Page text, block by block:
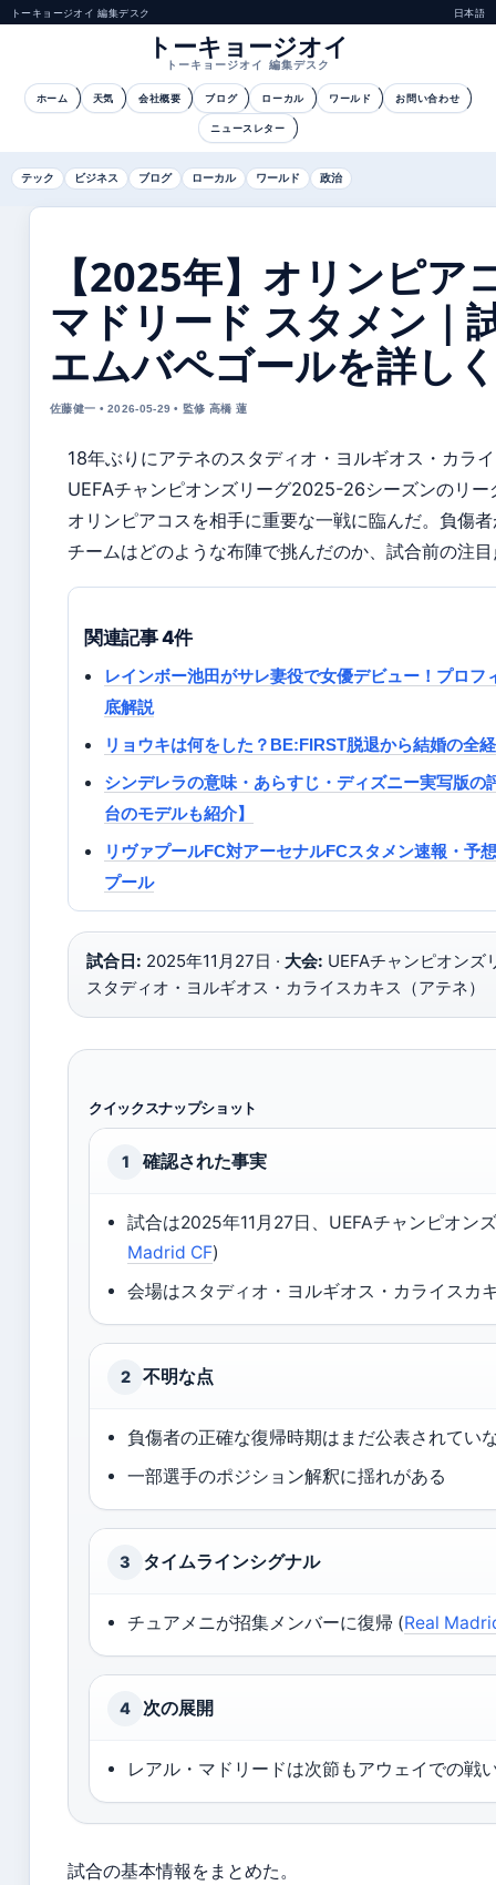
トーキョージオイ 編集デスク 日本語
トーキョージオイ
トーキョージオイ 編集デスク
ホーム 天気 会社概要 ブログ ローカル ワールド お問い合わせ
ニュースレター
テック ビジネス ブログ ローカル ワールド 政治
【2025年】オリンピア
マドリード スタメン｜
エムバペゴールを詳し
佐藤健一 • 2026-05-29 • 監修 高橋 蓮
18年ぶりにアテネのスタディオ・ヨルギオス・カラ
UEFAチャンピオンズリーグ2025-26シーズンのリー
オリンピアコスを相手に重要な一戦に臨んだ。負傷
チームはどのような布陣で挑んだのか、試合前の注
関連記事 4件
レインボー池田がサレ妻役で女優デビュー！プロ
底解説
リョウキは何をした？BE:FIRST脱退から結婚の全
シンデレラの意味・あらすじ・ディズニー実写版
台のモデルも紹介】
リヴァプールFC対アーセナルFCスタメン速報・予
プール
試合日: 2025年11月27日 · 大会: UEFAチャンピオンズ
スタディオ・ヨルギオス・カライスカキス（アテネ）
クイックスナップショット
1 確認された事実
試合は2025年11月27日、UEFAチャンピオン
Madrid CF)
会場はスタディオ・ヨルギオス・カライスカ
2 不明な点
負傷者の正確な復帰時期はまだ公表されてい
一部選手のポジション解釈に揺れがある
3 タイムラインシグナル
チュアメニが招集メンバーに復帰 (Real
4 次の展開
レアル・マドリードは次節もアウェイでの戦
試合の基本情報をまとめた。